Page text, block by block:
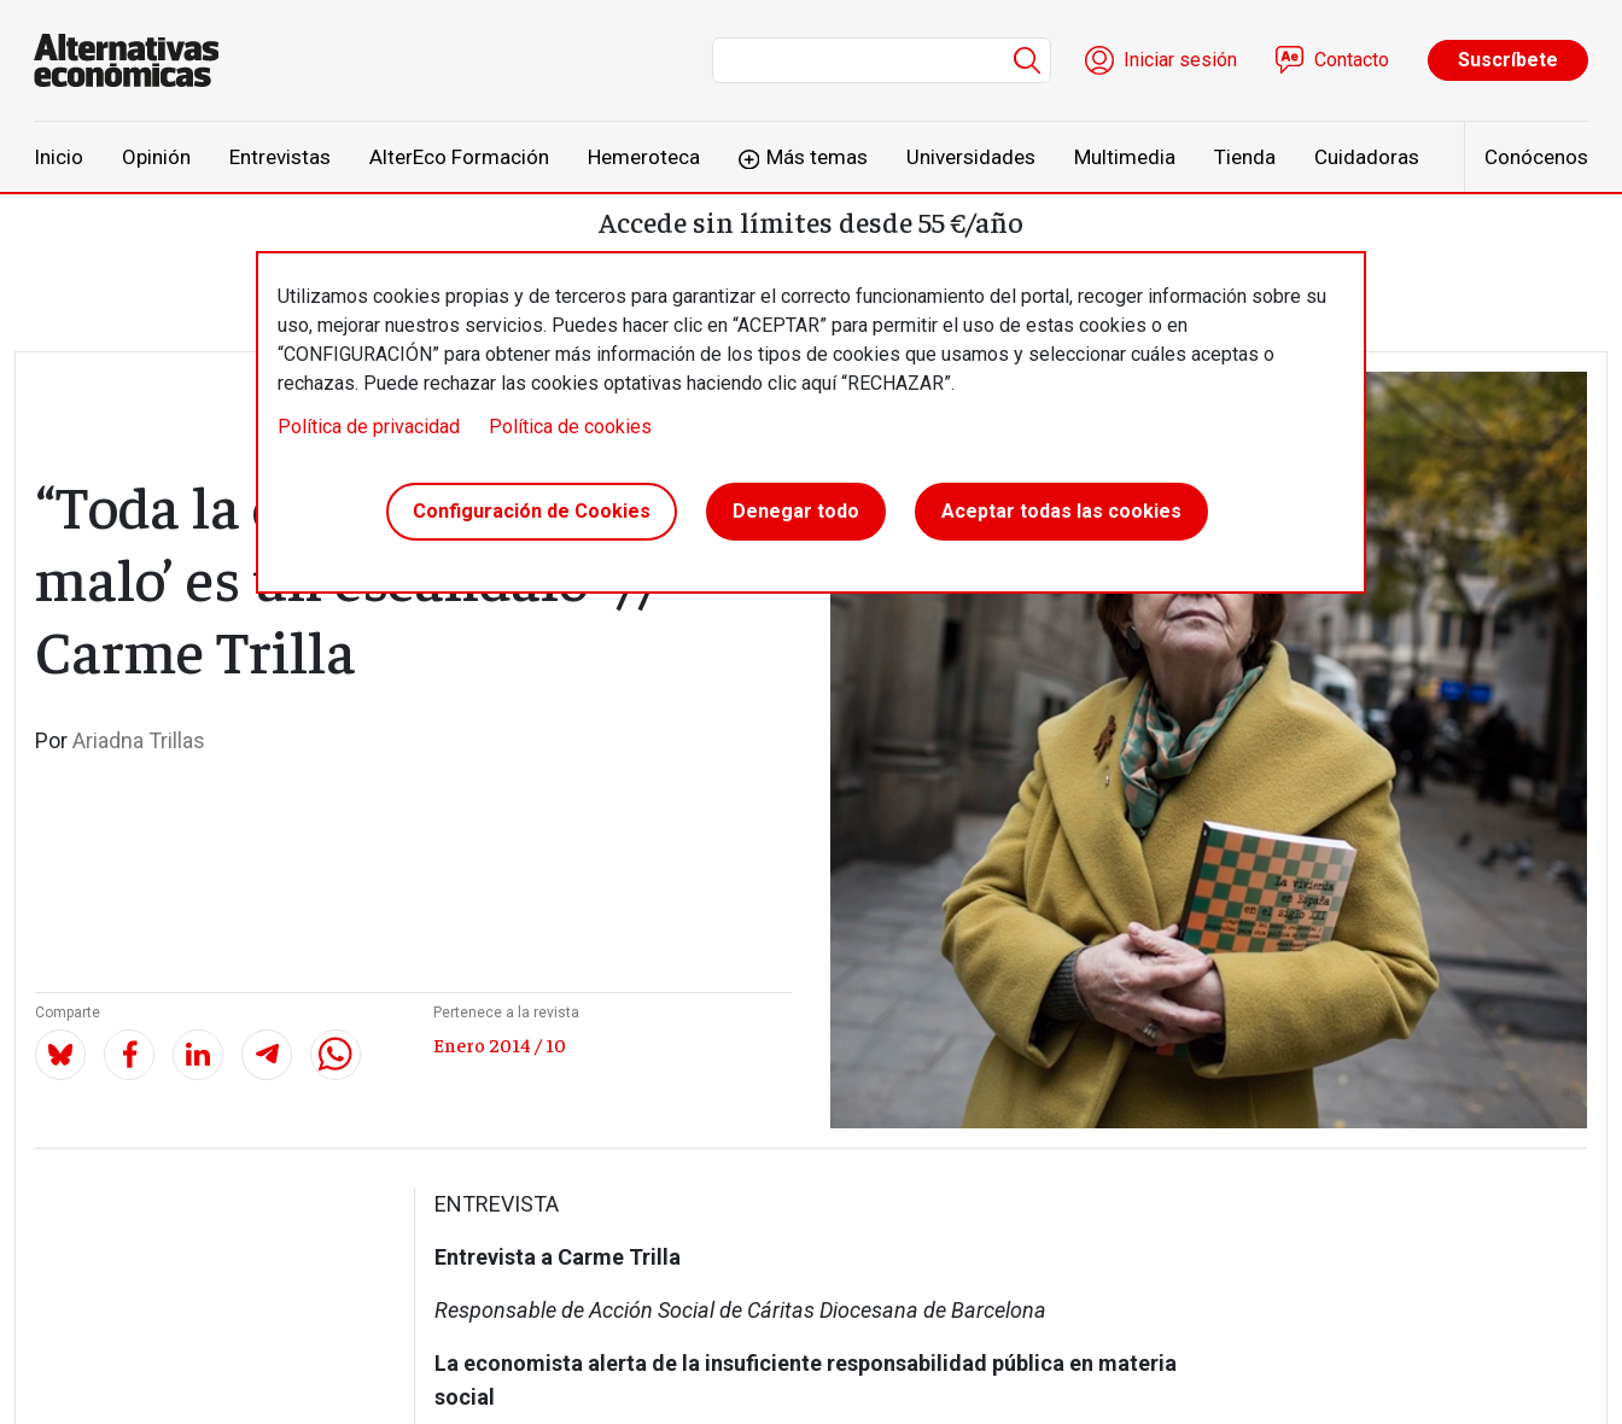
Menú de cuenta de usuario
Iniciar sesión Contacto Suscríbete
Inicio Opinión Entrevistas AlterEco Formación Hemeroteca Más temas Universidades Multimedia Tienda Cuidadoras Conócenos
Utilizamos cookies propias y de terceros para garantizar el correcto funcionamiento del portal, recoger información sobre su
uso, mejorar nuestros servicios. Puedes hacer clic en “ACEPTAR” para permitir el uso de estas cookies o en
“CONFIGURACIÓN” para obtener más información de los tipos de cookies que usamos y seleccionar cuáles aceptas o
rechazas. Puede rechazar las cookies optativas haciendo clic aquí “RECHAZAR”.
Política de privacidad
Política de cookies
Configuración de Cookies Denegar todo Aceptar todas las cookies
Accede sin límites desde 55 €/año
“Toda la operación del ‘banco
malo’ es un escándalo” //
Carme Trilla
PorAriadna Trillas
Comparte Pertenece a la revista
Enero 2014 / 10
ENTREVISTA
Entrevista a Carme Trilla
Responsable de Acción Social de Cáritas Diocesana de Barcelona
La economista alerta de la insuficiente responsabilidad pública en materia
social